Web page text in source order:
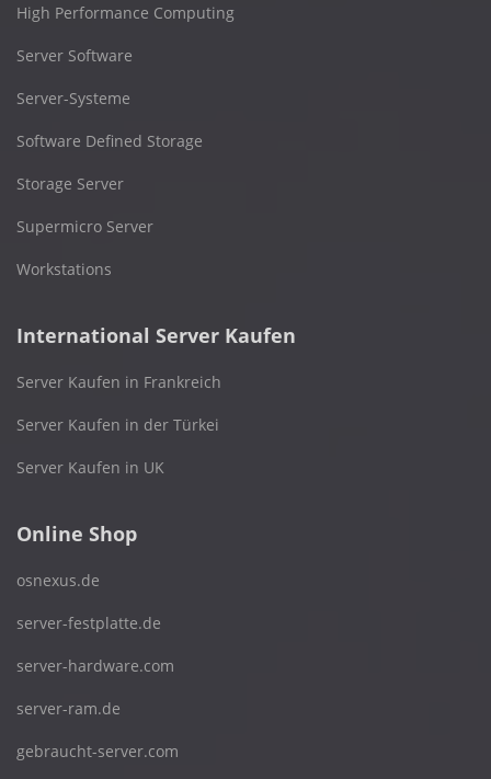
High Performance Computing
Server Software
Server-Systeme
Software Defined Storage
Storage Server
Supermicro Server
Workstations
International Server Kaufen
Server Kaufen in Frankreich
Server Kaufen in der Türkei
Server Kaufen in UK
Online Shop
osnexus.de
server-festplatte.de
server-hardware.com
server-ram.de
gebraucht-server.com